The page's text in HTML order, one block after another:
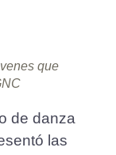
que
de danza
las